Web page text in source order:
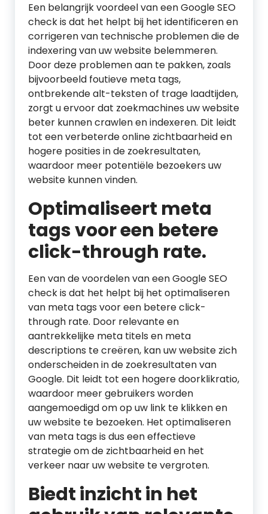
Een belangrijk voordeel van een Google SEO
check is dat het helpt bij het identificeren en
corrigeren van technische problemen die de
indexering van uw website belemmeren.
Door deze problemen aan te pakken, zoals
bijvoorbeeld foutieve meta tags,
ontbrekende alt-teksten of trage laadtijden,
zorgt u ervoor dat zoekmachines uw website
beter kunnen crawlen en indexeren. Dit leidt
tot een verbeterde online zichtbaarheid en
hogere posities in de zoekresultaten,
waardoor meer potentiële bezoekers uw
website kunnen vinden.
Optimaliseert meta
tags voor een betere
click-through rate.
Een van de voordelen van een Google SEO
check is dat het helpt bij het optimaliseren
van meta tags voor een betere click-
through rate. Door relevante en
aantrekkelijke meta titels en meta
descriptions te creëren, kan uw website zich
onderscheiden in de zoekresultaten van
Google. Dit leidt tot een hogere doorklikratio,
waardoor meer gebruikers worden
aangemoedigd om op uw link te klikken en
uw website te bezoeken. Het optimaliseren
van meta tags is dus een effectieve
strategie om de zichtbaarheid en het
verkeer naar uw website te vergroten.
Biedt inzicht in het